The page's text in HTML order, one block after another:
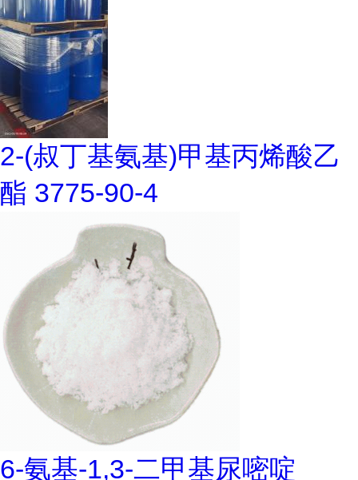
2-(叔丁基氨基)甲基丙烯酸乙
酯 3775-90-4
6-氨基-1,3-二甲基尿嘧啶